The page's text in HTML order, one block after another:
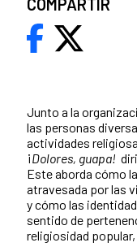
Junto a la
las personas
actividades
¡Dolores, guapa!
Este aborda cómo
atravesada por las
y cómo las
sentido de
religiosidad
COMPARTIR